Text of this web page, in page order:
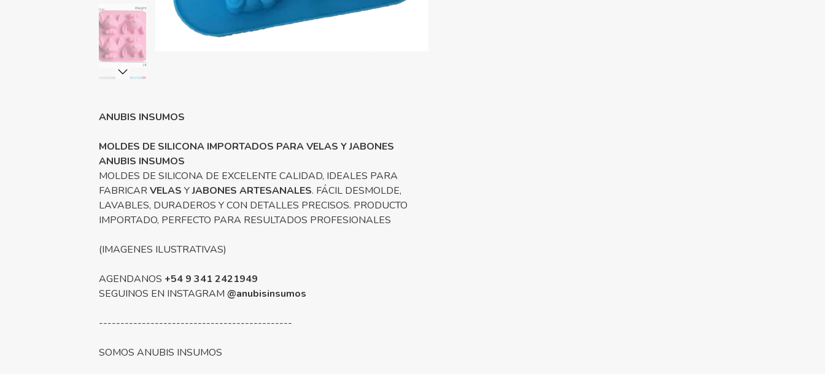
ANUBIS INSUMOS
MOLDES DE SILICONA IMPORTADOS PARA VELAS Y JABONES
ANUBIS INSUMOS
MOLDES DE SILICONA DE EXCELENTE CALIDAD, IDEALES PARA
FABRICARVELAS YJABONES ARTESANALES. FÁCIL DESMOLDE,
LAVABLES, DURADEROS Y CON DETALLES PRECISOS. PRODUCTO
IMPORTADO, PERFECTO PARA RESULTADOS PROFESIONALES
(IMAGENES ILUSTRATIVAS)
AGENDANOS +54 9 341 2421949
SEGUINOS EN INSTAGRAM@anubisinsumos
---------------------------------------------
SOMOS ANUBIS INSUMOS